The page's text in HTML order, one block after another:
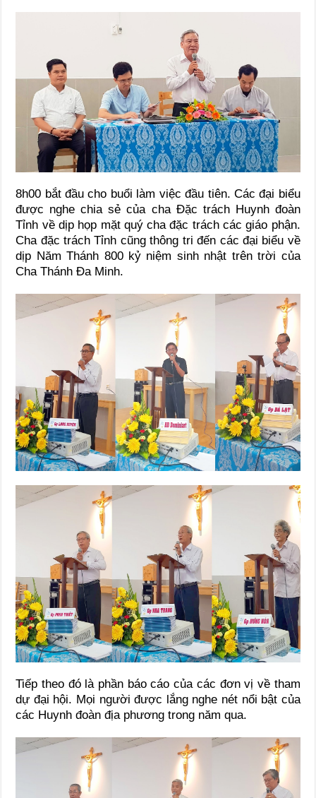
8h00 bắt đầu cho buổi làm việc đầu tiên. Các đại biểu
được nghe chia sẻ của cha Đặc trách Huynh đoàn
Tỉnh về dịp họp mặt quý cha đặc trách các giáo phận.
Cha đặc trách Tỉnh cũng thông tri đến các đại biểu về
dịp Năm Thánh 800 kỷ niệm sinh nhật trên trời của
Cha Thánh Đa Minh.
Tiếp theo đó là phần báo cáo của các đơn vị về tham
dự đại hội. Mọi người được lắng nghe nét nổi bật của
các Huynh đoàn địa phương trong năm qua.